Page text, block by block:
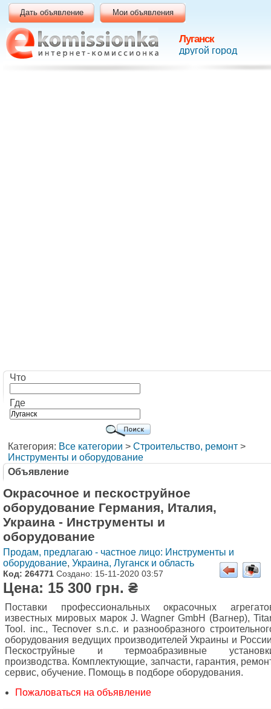
Луганск
другой город
Дать объявление Мои объявления
Что
Где
Категория: Все категории > Строительство, ремонт >
Инструменты и оборудование
Объявление
Окрасочное и пескоструйное
оборудование Германия, Италия,
Украина - Инструменты и
оборудование
Продам, предлагаю - частное лицо: Инструменты и
оборудование, Украина, Луганск и область
Код: 264771 Создано: 15-11-2020 03:57
Цена: 15 300 грн. ₴
Поставки профессиональных окрасочных
известных мировых марок J. Wagner GmbH (Вагнер),
Tool. inc., Tecnover s.n.c. и разнообразного
оборудования ведущих производителей Украины и
Пескоструйные и термоабразивные
производства. Комплектующие, запчасти, гарантия,
сервис, обучение. Помощь в подборе оборудования.
Пожаловаться на объявление